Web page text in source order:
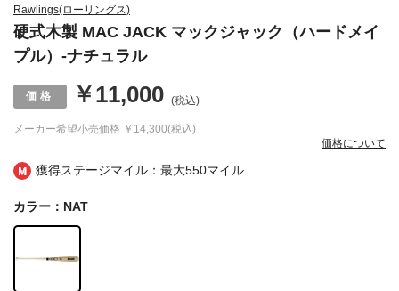
獲得ステージマイル：最大550マイル
Rawlings(ローリングス)
硬式木製 MAC JACK マックジャック（ハードメイ
プル）-ナチュラル
メーカー希望小売価格 ￥14,300(税込)
￥11,000 (税込)
価格について
カラー：NAT